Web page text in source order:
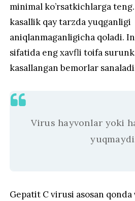
minimal ko’rsatkichlarga
kasallik qay tarzda yuqganligi
aniqlanmaganligicha qoladi.
sifatida eng xavfli toifa
kasallangan bemorlar
Virus hayvonlar yoki
Gepatit C virusi asosan